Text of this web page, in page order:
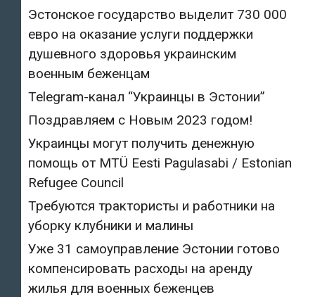
Эстонское государство выделит 730 000
евро на оказание услуги поддержки
душевного здоровья украинским
военным беженцам
Telegram-канал “Украинцы в Эстонии”
Поздравляем с Новым 2023 годом!
Украинцы могут получить денежную
помощь от MTÜ Eesti Pagulasabi / Estonian
Refugee Council
Требуются трактористы и работники на
уборку клубники и малины
Уже 31 самоуправление Эстонии готово
компенсировать расходы на аренду
жилья для военных беженцев